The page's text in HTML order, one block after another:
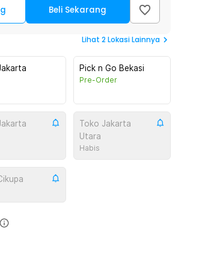
Beli Sekarang
Lihat 2Lokasi Lainnya
Pick n Go Bekasi
Pre-Order
Toko Jakarta
Utara
Habis